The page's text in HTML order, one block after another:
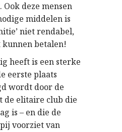
deze mensen
middelen is
niet rendabel,
kunnen betalen!
heeft is een sterke
eerste plaats
wordt door de
de elitaire club die
is – en die de
voorziet van